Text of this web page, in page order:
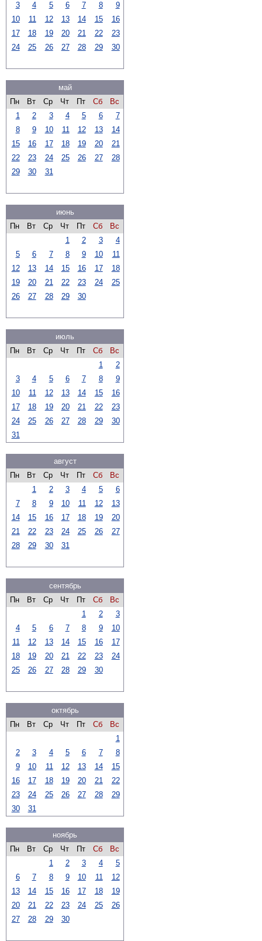
3
4 5 6 7 8
9
10
11 12 13 14 15
16
17
18 19 20 21 22
23
24
25 26 27 28 29 30
май
Пн
Вт Ср Чт Пт Сб
Вс
1
2 3 4 5 6
7
8
9 10 11 12 13
14
15
16 17 18 19 20
21
22
23 24 25 26 27
28
29
30 31
июнь
Пн
Вт Ср Чт Пт Сб
Вс
1
2 3
4
5
6 7 8 9 10
11
12
13 14 15 16 17
18
19
20 21 22 23 24
25
26
27 28 29 30
июль
Пн
Вт Ср Чт Пт Сб
Вс
1
2
3
4 5 6 7 8
9
10
11 12 13 14 15
16
17
18 19 20 21 22
23
24
25 26 27 28 29
30
31
август
Пн
Вт Ср Чт Пт Сб
Вс
1
2 3 4 5
6
7
8 9 10 11 12
13
14
15 16 17 18 19
20
21
22 23 24 25 26
27
28
29 30 31
сентябрь
Пн
Вт Ср Чт Пт Сб
Вс
1
2
3
4
5 6 7 8 9
10
11
12 13 14 15 16
17
18
19 20 21 22 23
24
25
26 27 28 29 30
октябрь
Пн
Вт Ср Чт Пт Сб
Вс
1
2
3 4 5 6 7
8
9
10 11 12 13 14
15
16
17 18 19 20 21
22
23
24 25 26 27 28
29
30
31
ноябрь
Пн
Вт Ср Чт Пт Сб
Вс
1
2 3 4
5
6
7 8 9 10 11
12
13
14 15 16 17 18
19
20
21 22 23 24 25
26
27
28 29 30